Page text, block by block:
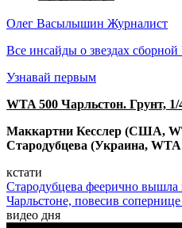
Олег Васылышин Журналист
Все инсайды о звездах
Узнавай первым
WTA 500 Чарльстон. Грунт,
Маккартни Кесслер (США,
Стародубцева (Украина,
кстати
Стародубцева феерично вышла
Чарльстоне, повесив
видео дня